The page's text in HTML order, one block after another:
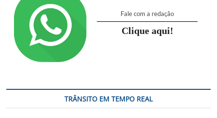
Fale com a redação
Clique aqui!
TRÂNSITO EM TEMPO REAL